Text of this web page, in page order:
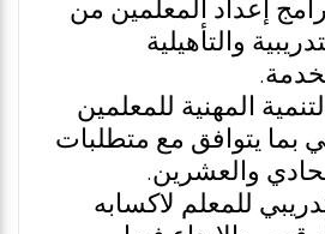
إعداد المعلمين من
والتأهيلية
المهنية للمعلمين
بما يتوافق مع متطلبات
والعشرين.
للمعلم لاكسابه